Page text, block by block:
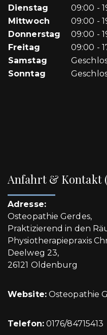
Dienstag
09:00 -
Mittwoch
09:00 -
Donnerstag
09:00 -
Freitag
09:00 -
Samstag
Sonntag
Anfahrt & Kontakt
Adresse:
Osteopathie Gerdes,
Praktizierend in den
Physiotherapiepraxis
Deelweg 23,
26121 Oldenburg
Website: Osteopathie
Telefon:0176/84715413